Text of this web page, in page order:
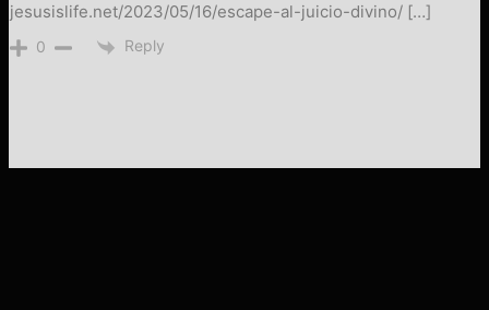
jesusislife.net/2023/05/16/escape-al-juicio-divino/ […]
0 Reply